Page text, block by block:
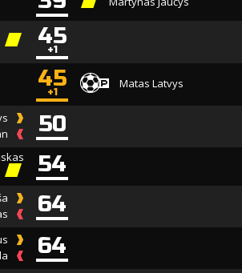
45
+1
45
+1
Matas Latvys
50
54
64
64